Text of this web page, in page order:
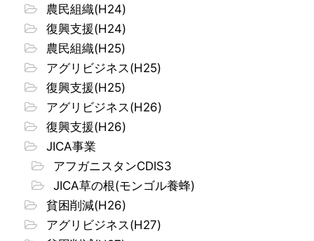
農民組織(H24)
復興支援(H24)
農民組織(H25)
アグリビジネス(H25)
復興支援(H25)
アグリビジネス(H26)
復興支援(H26)
JICA事業
アフガニスタンCDIS3
JICA草の根(モンゴル養蜂)
貧困削減(H26)
アグリビジネス(H27)